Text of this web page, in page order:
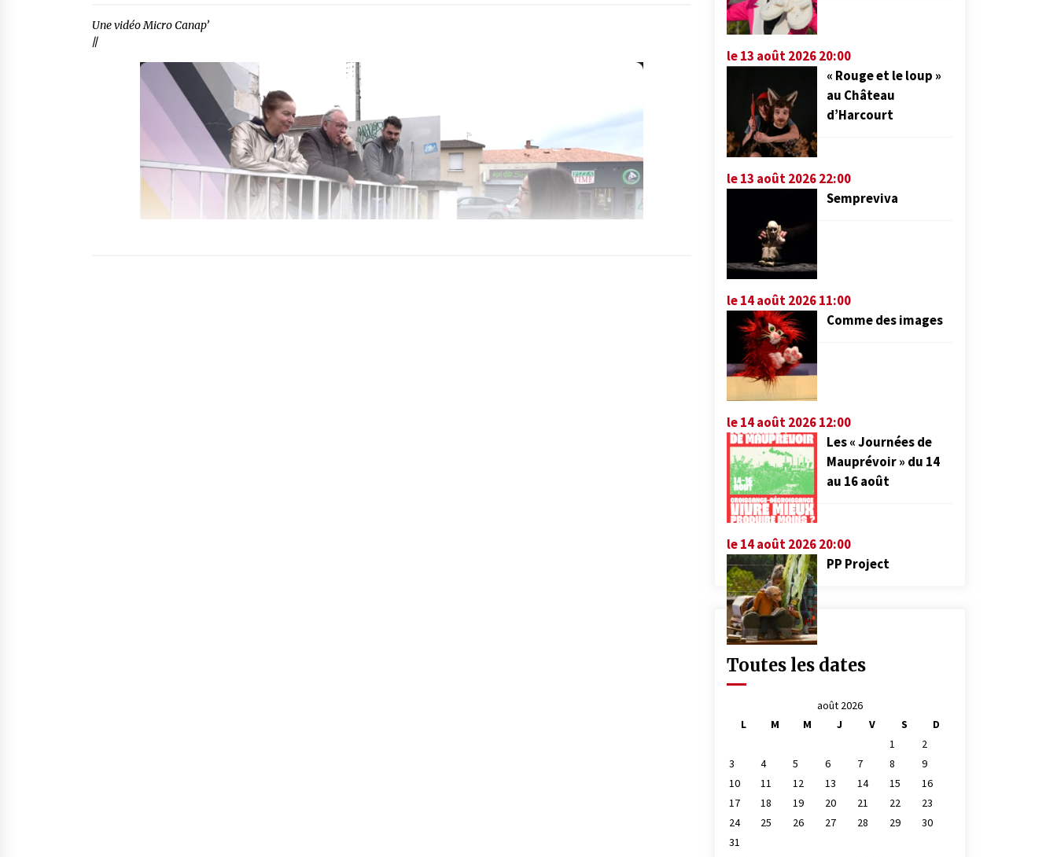
Une vidéo Micro Canap’
//
le 13 août 2026 20:00
« Rouge et le loup »
au Château
d’Harcourt
le 13 août 2026 22:00
Sempreviva
le 14 août 2026 11:00
Comme des images
le 14 août 2026 12:00
Les « Journées de
Mauprévoir » du 14
au 16 août
le 14 août 2026 20:00
PP Project
Toutes les dates
août 2026
L
M M J V S
D
1
2
3
4 5 6 7 8
9
10
11 12 13 14 15
16
17
18 19 20 21 22
23
24
25 26 27 28 29
30
31